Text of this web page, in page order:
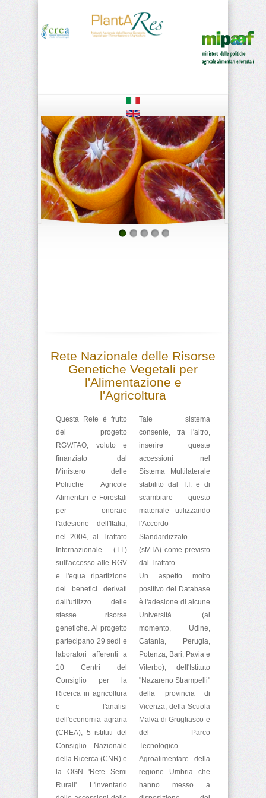
Rete Nazionale delle Risorse
Genetiche Vegetali per
l'Alimentazione e
l'Agricoltura
Questa Rete è frutto
del progetto
RGV/FAO, voluto e
finanziato dal
Ministero delle
Politiche Agricole
Alimentari e Forestali
per onorare
l'adesione dell'Italia,
nel 2004, al Trattato
Internazionale (T.I.)
sull'accesso alle RGV
e l'equa ripartizione
dei benefici derivati
dall'utilizzo delle
stesse risorse
genetiche. Al progetto
partecipano 29 sedi e
laboratori afferenti a
10 Centri del
Consiglio per la
Ricerca in agricoltura
e l'analisi
dell'economia agraria
(CREA), 5 istituti del
Consiglio Nazionale
della Ricerca (CNR) e
la OGN 'Rete Semi
Rurali'. L'inventario
Tale sistema
consente, tra l'altro,
inserire queste
accessioni nel
Sistema Multilaterale
stabilito dal T.I. e di
scambiare questo
materiale utilizzando
l'Accordo
Standardizzato
(sMTA) come previsto
dal Trattato.
Un aspetto molto
positivo del Database
è l'adesione di alcune
Università (al
momento, Udine,
Catania, Perugia,
Potenza, Bari, Pavia e
Viterbo), dell'Istituto
"Nazareno Strampelli"
della provincia di
Vicenza, della Scuola
Malva di Grugliasco e
del Parco
Tecnologico
Agroalimentare della
regione Umbria che
hanno messo a